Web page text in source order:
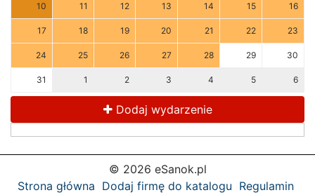
10 11 12 13 14 15 16
17 18 19 20 21 22 23
24 25 26 27 28 29 30
31 1 2 3 4 5 6
Dodaj wydarzenie
© 2026 eSanok.pl
Strona główna Dodaj firmę do katalogu Regulamin